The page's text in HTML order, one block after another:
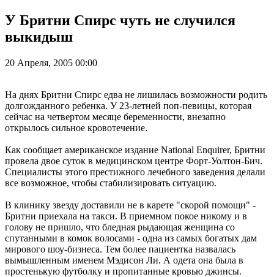
У Бритни Спирс чуть не случился
выкидыш
20 Апреля, 2005 00:00
На днях Бритни Спирс едва не лишилась возможности родить
долгожданного ребенка. У 23-летней поп-певицы, которая
сейчас на четвертом месяце беременности, внезапно
открылось сильное кровотечение.
Как сообщает американское издание National Enquirer, Бритни
провела двое суток в медицинском центре Форт-Уолтон-Бич.
Специалисты этого престижного лечебного заведения делали
все возможное, чтобы стабилизировать ситуацию.
В клинику звезду доставили не в карете "скорой помощи" -
Бритни приехала на такси. В приемном покое никому и в
голову не пришло, что бледная рыдающая женщина со
спутанными в комок волосами - одна из самых богатых дам
мирового шоу-бизнеса. Тем более пациентка назвалась
вымышленным именем Мэдисон Ли. А одета она была в
простенькую футболку и пропитанные кровью джинсы.